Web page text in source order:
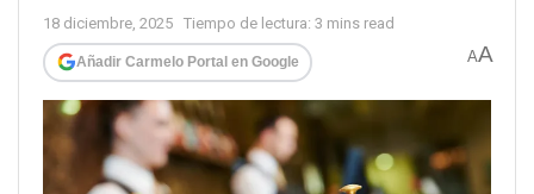
18 diciembre, 2025 Tiempo de lectura: 3 mins read
Añadir Carmelo Portal en Google AA